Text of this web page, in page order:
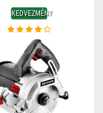
KEDVEZMÉNY